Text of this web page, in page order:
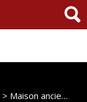
> Maison ancienne VM468